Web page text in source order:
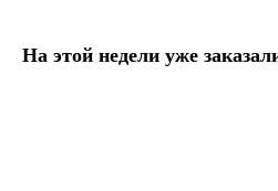
На этой недели уже